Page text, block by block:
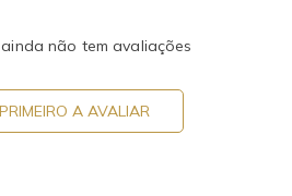
não tem avaliações
A AVALIAR